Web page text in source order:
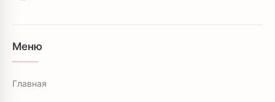
Меню
Главная